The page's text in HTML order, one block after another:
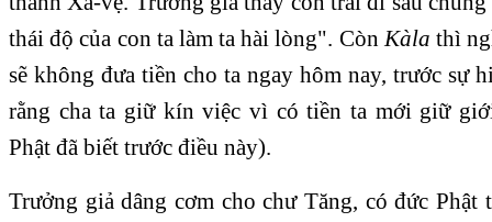
thái độ của con ta làm ta hài lòng". CònKàla thì
sẽ không đưa tiền cho ta ngay hôm nay, trước sự
rằng cha ta giữ kín việc vì có tiền ta mới giữ
Phật đã biết trước điều này).
Trưởng giả dâng cơm cho chư Tăng, có đức Phật